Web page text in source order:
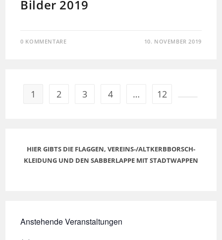
Bilder 2019
0 KOMMENTARE 10. NOVEMBER 2019
1 2 3 4 … 12
HIER GIBTS DIE FLAGGEN, VEREINS-/ALTKERBBORSCH-
KLEIDUNG UND DEN SABBERLAPPE MIT STADTWAPPEN
Anstehende Veranstaltungen